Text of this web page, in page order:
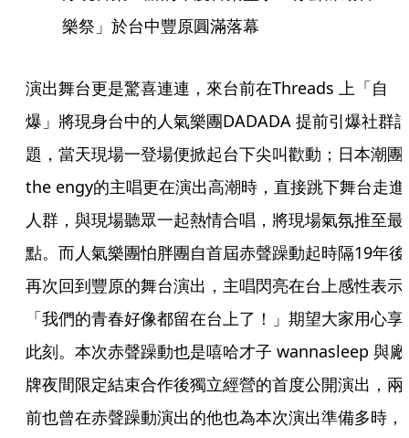
樂祭」於台中豐原圓滿落幕
演出舞台更是驚喜連連，來台前在Threads 上「自
爆」將現身台中的人氣樂團DADADA 提前引爆社群
題，當天現場一登場便掀起台下尖叫歡動；日本潮團
the engy的主唱更在演出高潮時，直接跳下舞台走進
人群，與現場聽眾一起熱情合唱，將現場氣氛推至最
點。而人氣樂團怕胖團自首屆赤聲躁動起時隔19年後
再次回到豐原的舞台演出，主唱閃亮在台上感性表示
「我們的青春好像都留在台上了！」期望大家用心享
此刻。本次赤聲躁動也是嘻哈才子 wannasleep 與廠
牌夜間限定結束合作後獨立經營的首度公開演出，兩
前也曾在赤聲躁動演出的他也為本次演出準備多時，